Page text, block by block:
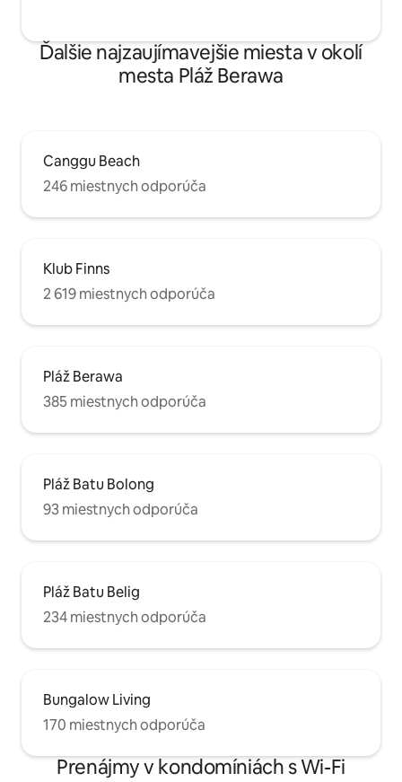
Ďalšie najzaujímavejšie miesta v okolí
mesta Pláž Berawa
Canggu Beach
246 miestnych odporúča
Klub Finns
2 619 miestnych odporúča
Pláž Berawa
385 miestnych odporúča
Pláž Batu Bolong
93 miestnych odporúča
Pláž Batu Belig
234 miestnych odporúča
Bungalow Living
170 miestnych odporúča
Prenájmy v kondomíniách s Wi-Fi